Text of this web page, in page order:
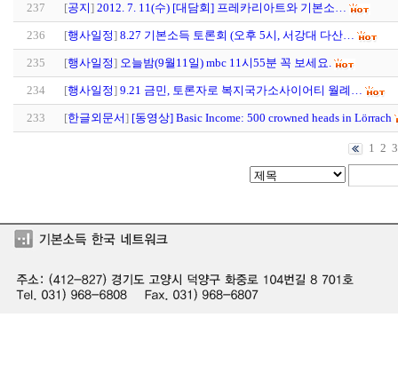
237 [공지] 2012. 7. 11(수) [대담회] 프레카리아트와 기본소…
236 [행사일정] 8.27 기본소득 토론회 (오후 5시, 서강대 다산…
235 [행사일정] 오늘밤(9월11일) mbc 11시55분 꼭 보세요.
234 [행사일정] 9.21 금민, 토론자로 복지국가소사이어티 월례…
233 [한글외문서] [동영상] Basic Income: 500 crowned heads in Lörrach
1 2 3